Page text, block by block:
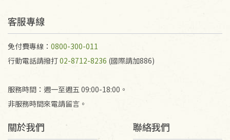
不接受退貨之手抄稿，為敬重法寶故，里仁網購無法
代為結緣處理等。 若需將手抄稿寄還給消費者，因而
產生的運費100元/箱將由消費者負擔。
客服專線
免付費專線： 0800-300-011
行動電話請撥打02-8712-8236 (國際請加886)
服務時間：週一至週五 09:00-18:00。
非服務時間來電請留言。
關於我們 聯絡我們